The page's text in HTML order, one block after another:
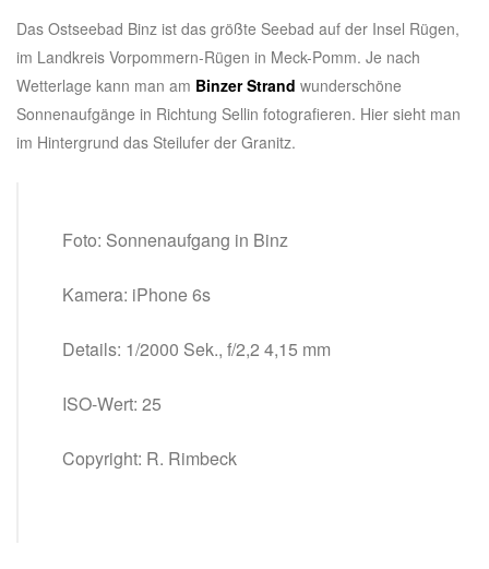
Das Ostseebad Binz ist das größte Seebad auf der Insel Rügen,
im Landkreis Vorpommern-Rügen in Meck-Pomm. Je nach
Wetterlage kann man am Binzer Strand wunderschöne
Sonnenaufgänge in Richtung Sellin fotografieren. Hier sieht man
im Hintergrund das Steilufer der Granitz.
Foto: Sonnenaufgang in Binz
Kamera: iPhone 6s
Details: 1/2000 Sek., f/2,2 4,15 mm
ISO-Wert: 25
Copyright: R. Rimbeck